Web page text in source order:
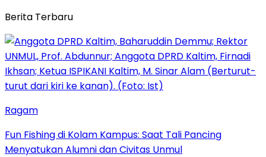
Berita Terbaru
Ragam
Fun Fishing di Kolam Kampus: Saat Tali Pancing
Menyatukan Alumni dan Civitas Unmul